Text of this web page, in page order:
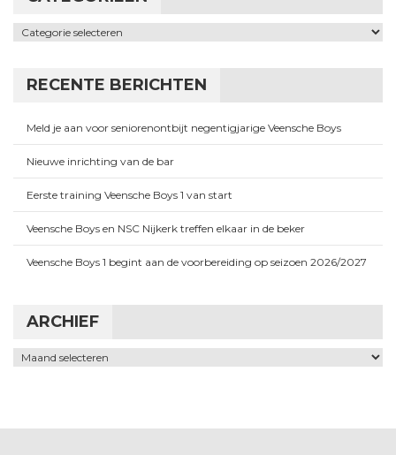
Categorieën
RECENTE BERICHTEN
Meld je aan voor seniorenontbijt negentigjarige Veensche Boys
Nieuwe inrichting van de bar
Eerste training Veensche Boys 1 van start
Veensche Boys en NSC Nijkerk treffen elkaar in de beker
Veensche Boys 1 begint aan de voorbereiding op seizoen 2026/2027
ARCHIEF
Archief